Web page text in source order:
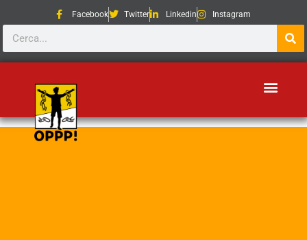
Facebook Twitter Linkedin Instagram